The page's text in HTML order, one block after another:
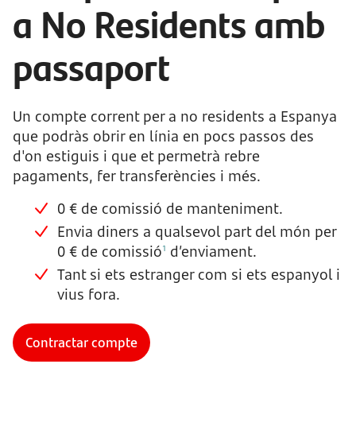
a No Residents amb
passaport
Un compte corrent per a no residents a Espanya
que podràs obrir en línia en pocs passos des
d'on estiguis i que et permetrà rebre
pagaments, fer transferències i més.
0 € de comissió de manteniment.
Envia diners a qualsevol part del món per
0 € de comissió1 d’enviament.
Tant si ets estranger com si ets espanyol i
vius fora.
Contractar compte